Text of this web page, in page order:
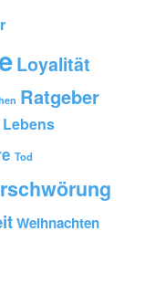
Loyalität
Ratgeber
Tod
Weihnachten